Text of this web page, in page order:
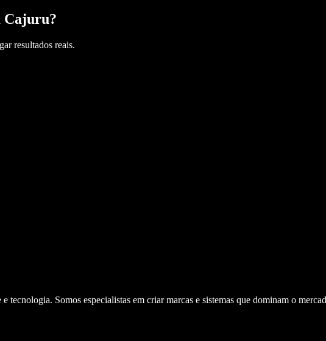
Cajuru?
resultados reais.
tecnologia. Somos especialistas em criar marcas e sistemas que dominam o